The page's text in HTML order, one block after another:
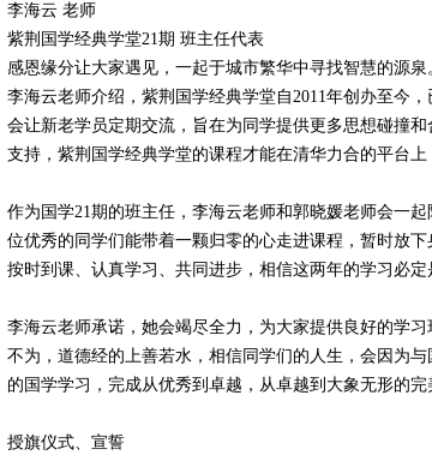
李海云 老师
紫荆国学经典学堂21期 班主任代表
感恩缘分让大家遇见，一起于城市繁华中寻找智慧的源泉
李海云老师介绍，紫荆国学经典学堂自2011年创办至今
会让新老学员定期交流，旨在为同学提供更多思想碰撞
支持，紫荆国学经典学堂的课程才能在清华力合的平台上
作为国学21期的班主任，李海云老师和郭晓媛老师会一
位优秀的同学们能带着一颗归零的心走进课程，暂时放
按时到课、认真学习、共同进步，相信这两年的学习必定
李海云老师承诺，她会竭尽全力，为大家提供良好的学
不为，道德经的上善若水，相信同学们的人生，会因为
的国学学习，完成从优秀到卓越，从卓越到大象无形的完
授旗仪式、宣誓